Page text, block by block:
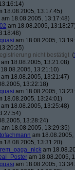
18.08.2005, 13:17:45)
am 18.08.2005, 13:17:48)
am 18.08.2005,
am 18.08.2005,
nicht bestätigt (
am 18.08.2005, 13:21:08)
13:21:10)
am 18.08.2005, 13:21:47)
13:22:18)
am 18.08.2005,
18.08.2005, 13:24:01)
am 18.08.2005, 13:25:48)
13:28:24)
am 18.08.2005, 13:29:35)
am
18.08.2005, 13:31:20)
am
am 18.08.2005,
am 18.08.2005,